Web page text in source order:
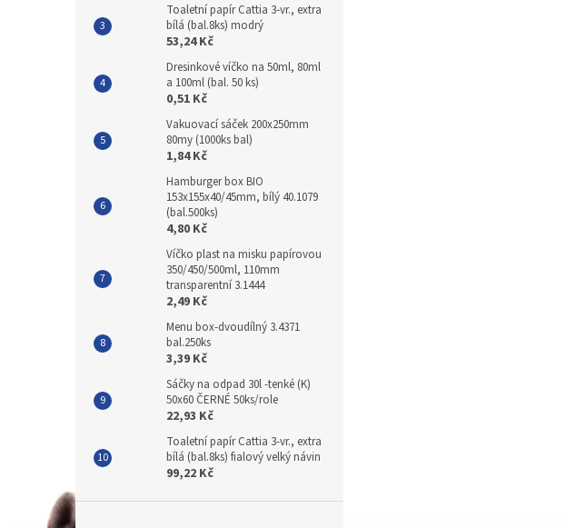
Toaletní papír Cattia 3-vr., extra
bílá (bal.8ks) modrý
53,24 Kč
Dresinkové víčko na 50ml, 80ml
a 100ml (bal. 50 ks)
0,51 Kč
Vakuovací sáček 200x250mm
80my (1000ks bal)
1,84 Kč
Hamburger box BIO
153x155x40/45mm, bílý 40.1079
(bal.500ks)
4,80 Kč
Víčko plast na misku papírovou
350/450/500ml, 110mm
transparentní 3.1444
2,49 Kč
Menu box-dvoudílný 3.4371
bal.250ks
3,39 Kč
Sáčky na odpad 30l -tenké (K)
50x60 ČERNÉ 50ks/role
22,93 Kč
Toaletní papír Cattia 3-vr., extra
bílá (bal.8ks) fialový velký návin
99,22 Kč